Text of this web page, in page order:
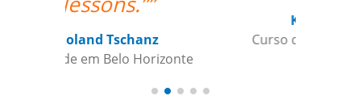
Curso de Português em Belo
Horizonte